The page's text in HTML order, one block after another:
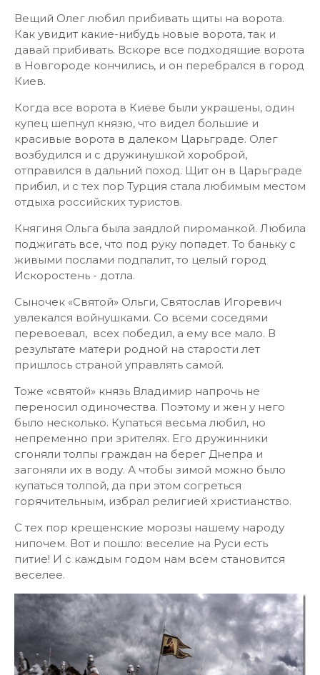
Вещий Олег любил прибивать щиты на ворота.
Как увидит какие-нибудь новые ворота, так и
давай прибивать. Вскоре все подходящие ворота
в Новгороде кончились, и он перебрался в город
Киев.
Когда все ворота в Киеве были украшены, один
купец шепнул князю, что видел большие и
красивые ворота в далеком Царьграде. Олег
возбудился и с дружинушкой хороброй,
отправился в дальний поход. Щит он в Царьграде
прибил, и с тех пор Турция стала любимым местом
отдыха российских туристов.
Княгиня Ольга была заядлой пироманкой. Любила
поджигать все, что под руку попадет. То баньку с
живыми послами подпалит, то целый город
Искоростень - дотла.
Сыночек «Святой» Ольги, Святослав Игоревич
увлекался войнушками. Со всеми соседями
перевоевал, всех победил, а ему все мало. В
результате матери родной на старости лет
пришлось страной управлять самой.
Тоже «святой» князь Владимир напрочь не
переносил одиночества. Поэтому и жен у него
было несколько. Купаться весьма любил, но
непременно при зрителях. Его дружинники
сгоняли толпы граждан на берег Днепра и
загоняли их в воду. А чтобы зимой можно было
купаться толпой, да при этом согреться
горячительным, избрал религией христианство.
С тех пор крещенские морозы нашему народу
нипочем. Вот и пошло: веселие на Руси есть
питие! И с каждым годом нам всем становится
веселее.